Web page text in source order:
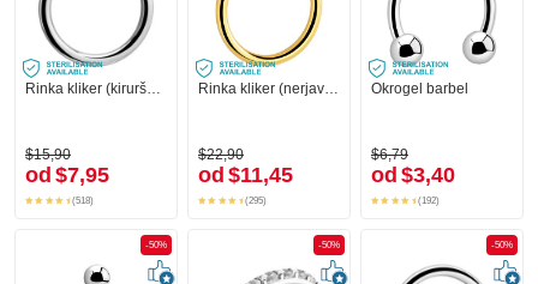
Rinka kliker (kirurško jeklo, srebrna, sijoč zaključek)
$15,90
od $7,95
(518)
Rinka kliker (nerjaveče jeklo, zlata, sijoč zaključek)
$22,90
od $11,45
(295)
Okrogel barbel
$6,79
od $3,40
(192)
-50% -50% -50%